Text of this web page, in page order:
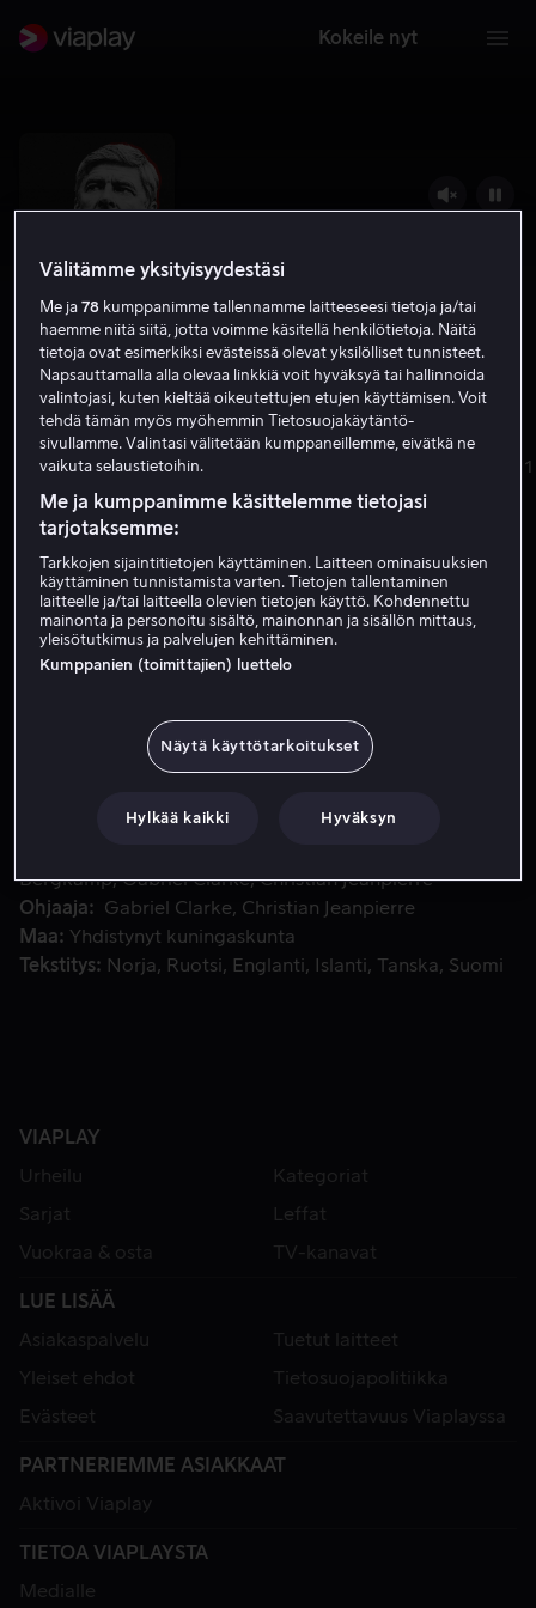
Kokeile nyt
Arsene Wenger: Invincible
7.6 Urheiludokumentit
2021
K-12
HD
Tilaa nyt
jalkapallojohtajan muotokuva, jossa hän pääsee itse
ääneen. Dokumentti sisältää ennen näkemätöntä
hahmon elämää.
Bergkamp Gabriel Clarke Christian Jeanpierre
Ohjaaja
Gabriel Clarke
Christian Jeanpierre
Maa
Yhdistynyt kuningaskunta
Tekstitys
Norja Ruotsi Englanti Islanti Tanska Suomi
VIAPLAY
Urheilu
Kategoriat
Sarjat
Leffat
Vuokraa & osta
TV-kanavat
LUE LISÄÄ
Asiakaspalvelu
Tuetut laitteet
Yleiset ehdot
Tietosuojapolitiikka
Evästeet
Saavutettavuus Viaplayssa
PARTNERIEMME ASIAKKAAT
Aktivoi Viaplay
TIETOA VIAPLAYSTA
Medialle
Välitämme yksityisyydestäsi
Me ja78 kumppanimme tallennamme laitteeseesi tietoja ja/tai
haemme niitä siitä, jotta voimme käsitellä henkilötietoja. Näitä
tietoja ovat esimerkiksi evästeissä olevat yksilölliset tunnisteet.
Napsauttamalla alla olevaa linkkiä voit hyväksyä tai hallinnoida
valintojasi, kuten kieltää oikeutettujen etujen käyttämisen. Voit
tehdä tämän myös myöhemmin Tietosuojakäytäntö-
sivullamme. Valintasi välitetään kumppaneillemme, eivätkä ne
vaikuta selaustietoihin.
Me ja kumppanimme käsittelemme tietojasi
tarjotaksemme:
Tarkkojen sijaintitietojen käyttäminen. Laitteen ominaisuuksien
käyttäminen tunnistamista varten. Tietojen tallentaminen
laitteelle ja/tai laitteella olevien tietojen käyttö. Kohdennettu
mainonta ja personoitu sisältö, mainonnan ja sisällön mittaus,
yleisötutkimus ja palvelujen kehittäminen.
Kumppanien (toimittajien) luettelo
Näytä käyttötarkoitukset
Hylkää kaikki Hyväksyn